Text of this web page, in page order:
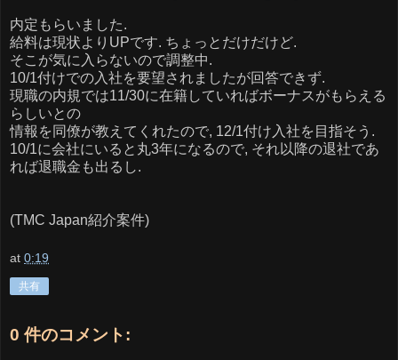
内定もらいました.
給料は現状よりUPです. ちょっとだけだけど.
そこが気に入らないので調整中.
10/1付けでの入社を要望されましたが回答できず.
現職の内規では11/30に在籍していればボーナスがもらえる
らしいとの
情報を同僚が教えてくれたので, 12/1付け入社を目指そう.
10/1に会社にいると丸3年になるので, それ以降の退社であ
れば退職金も出るし.
(TMC Japan紹介案件)
at 0:19
共有
0 件のコメント: